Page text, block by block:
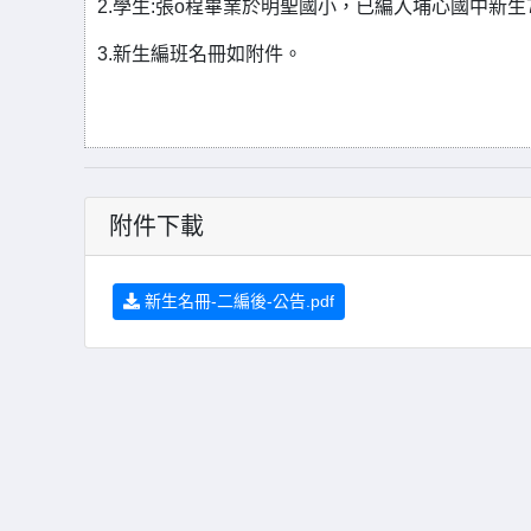
2.學生:張o程畢業於明聖國小，已編入埔心國中新
3.新生編班名冊如附件。
附件下載
新生名冊-二編後-公告.pdf